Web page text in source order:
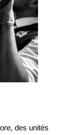
des unités